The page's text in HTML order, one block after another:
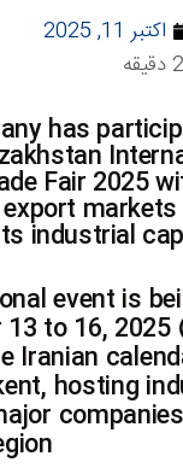
اکتبر 11, 2025
2دقیقه
has
Fair 2025
industrial
event is
to 16, 2025
Iranian
hosting